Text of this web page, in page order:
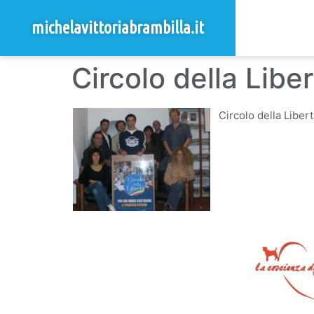
michelavittoriabrambilla.it
Circolo della
Circolo della